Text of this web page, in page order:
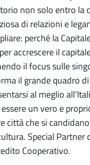
non solo entro la
di relazioni e
perché la
accrescere il
il focus sulle
il grande quadro
al meglio
essere un vero e
città che si
Special Partner
Cooperativo.